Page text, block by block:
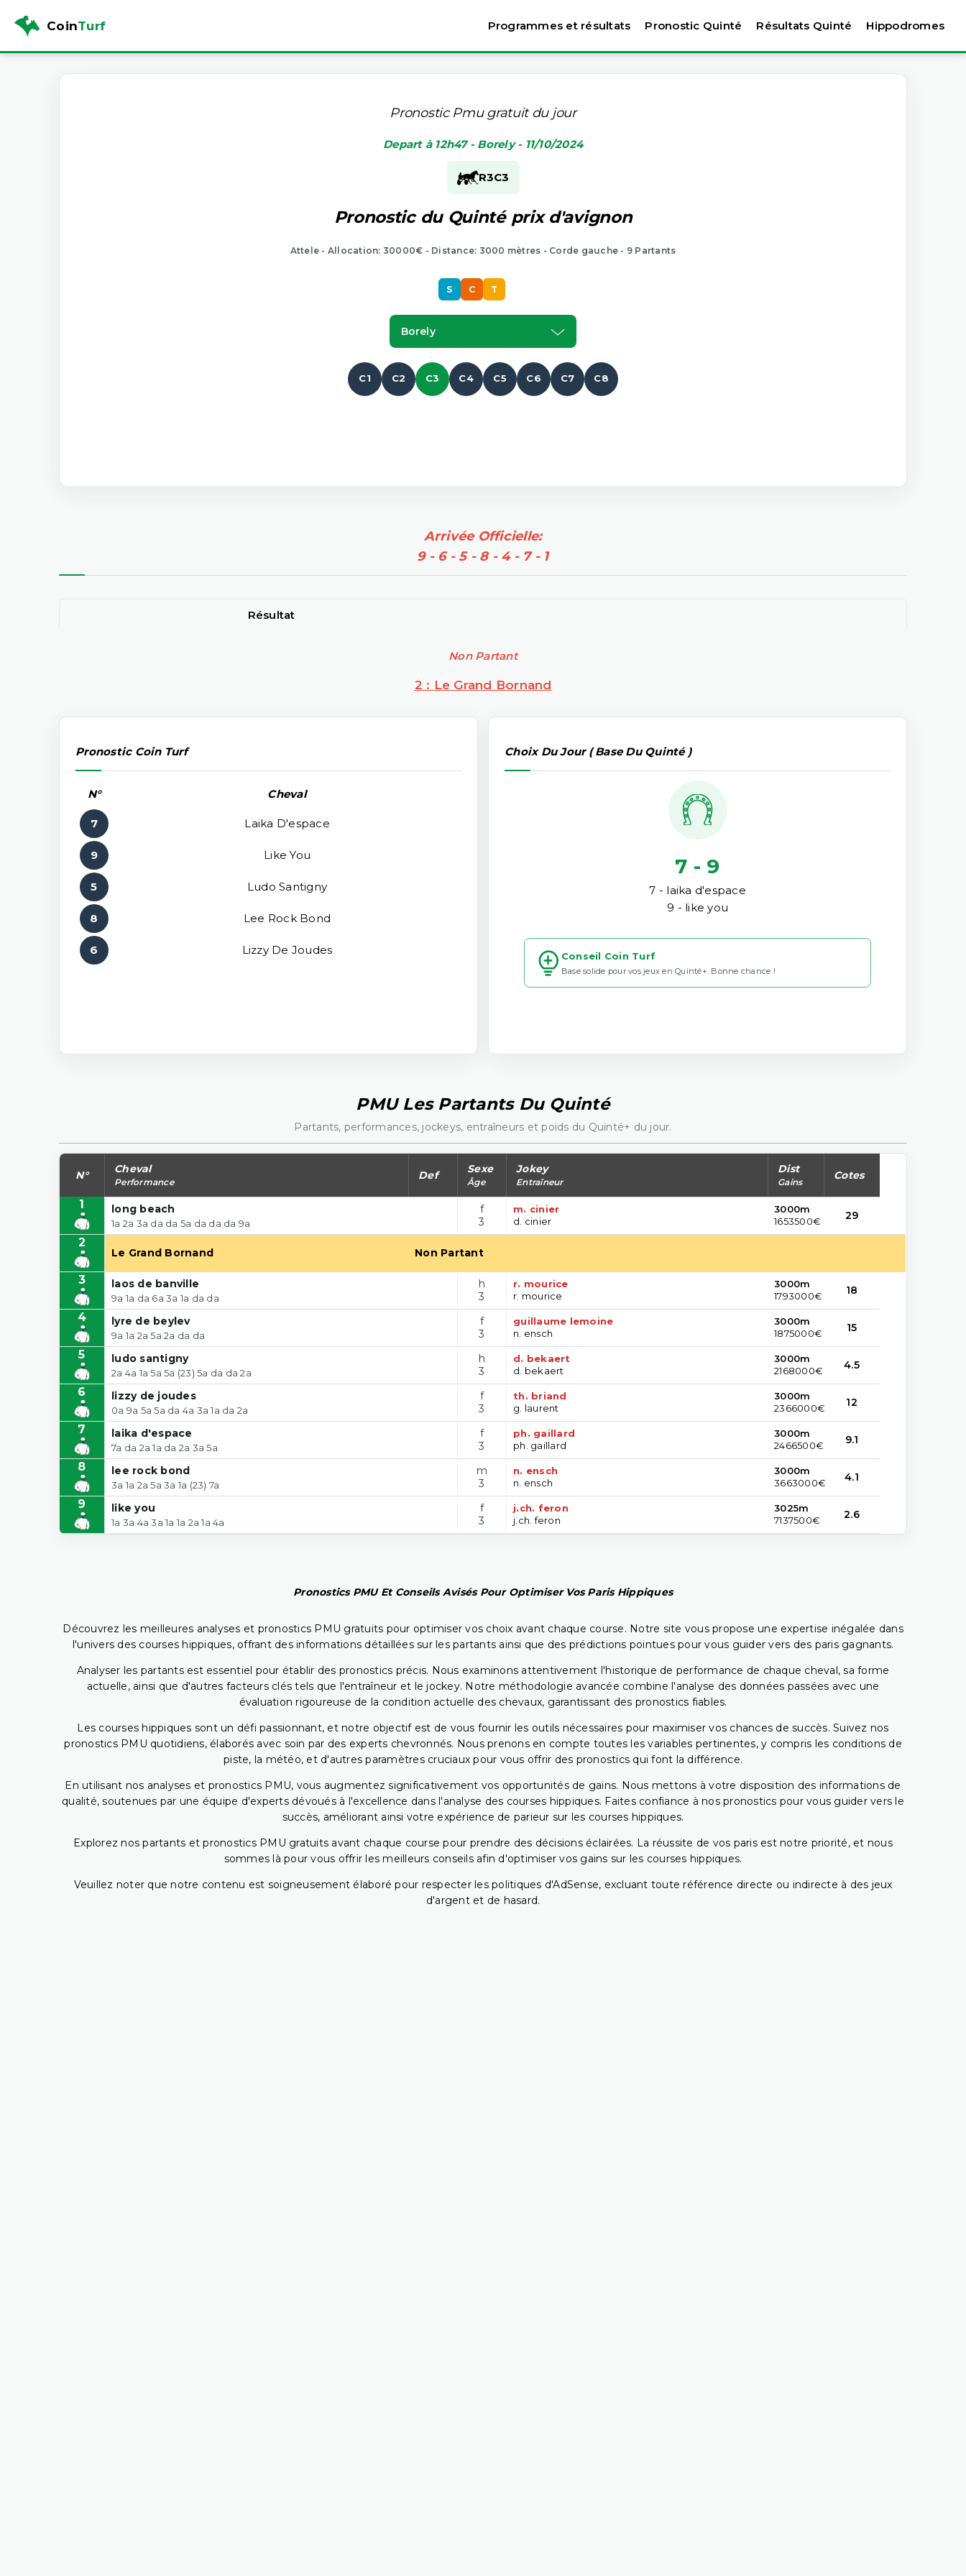
CoinTurf Programmes et résultats Pronostic Quinté Résultats Quinté Hippodromes
Pronostic Pmu gratuit du jour
Depart à 12h47 - Borely - 11/10/2024
R3C3
Pronostic du Quinté prix d'avignon
Attele - Allocation: 30000€ - Distance: 3000 mètres - Corde gauche - 9 Partants
S C T
Borely
C1 C2 C3 C4 C5 C6 C7 C8
Arrivée Officielle:
9 - 6 - 5 - 8 - 4 - 7 - 1
Résultat
Non Partant
2 : Le Grand Bornand
Pronostic Coin Turf
N° Cheval
7 Laika D'espace
9 Like You
5 Ludo Santigny
8 Lee Rock Bond
6 Lizzy De Joudes
Choix Du Jour ( Base Du Quinté )
7 - 9
7 - laika d'espace
9 - like you
Conseil Coin Turf
Base solide pour vos jeux en Quinté+. Bonne chance !
PMU Les Partants Du Quinté
Partants, performances, jockeys, entraîneurs et poids du Quinté+ du jour.
N° Cheval
Performance
Def Sexe
Âge
Jokey
Entraîneur
Dist
Gains
Cotes
1 long beach
1a 2a 3a da da 5a da da da 9a
f
3
m. cinier
d. cinier
3000m
1653500€
29
2
Le Grand Bornand Non Partant
3 laos de banville
9a 1a da 6a 3a 1a da da
h
3
r. mourice
r. mourice
3000m
1793000€
18
4 lyre de beylev
9a 1a 2a 5a 2a da da
f
3
guillaume lemoine
n. ensch
3000m
1875000€
15
5 ludo santigny
2a 4a 1a 5a 5a (23) 5a da da 2a
h
3
d. bekaert
d. bekaert
3000m
2168000€
4.5
6 lizzy de joudes
0a 9a 5a 5a da 4a 3a 1a da 2a
f
3
th. briand
g. laurent
3000m
2366000€
12
7 laika d'espace
7a da 2a 1a da 2a 3a 5a
f
3
ph. gaillard
ph. gaillard
3000m
2466500€
9.1
8 lee rock bond
3a 1a 2a 5a 3a 1a (23) 7a
m
3
n. ensch
n. ensch
3000m
3663000€
4.1
9 like you
1a 3a 4a 3a 1a 1a 2a 1a 4a
f
3
j.ch. feron
j.ch. feron
3025m
7137500€
2.6
Pronostics PMU Et Conseils Avisés Pour Optimiser Vos Paris Hippiques
Découvrez les meilleures analyses et pronostics PMU gratuits pour optimiser vos choix avant chaque course. Notre site vous propose une expertise inégalée dans
l'univers des courses hippiques, offrant des informations détaillées sur les partants ainsi que des prédictions pointues pour vous guider vers des paris gagnants.
Analyser les partants est essentiel pour établir des pronostics précis. Nous examinons attentivement l'historique de performance de chaque cheval, sa forme
actuelle, ainsi que d'autres facteurs clés tels que l'entraîneur et le jockey. Notre méthodologie avancée combine l'analyse des données passées avec une
évaluation rigoureuse de la condition actuelle des chevaux, garantissant des pronostics fiables.
Les courses hippiques sont un défi passionnant, et notre objectif est de vous fournir les outils nécessaires pour maximiser vos chances de succès. Suivez nos
pronostics PMU quotidiens, élaborés avec soin par des experts chevronnés. Nous prenons en compte toutes les variables pertinentes, y compris les conditions de
piste, la météo, et d'autres paramètres cruciaux pour vous offrir des pronostics qui font la différence.
En utilisant nos analyses et pronostics PMU, vous augmentez significativement vos opportunités de gains. Nous mettons à votre disposition des informations de
qualité, soutenues par une équipe d'experts dévoués à l'excellence dans l'analyse des courses hippiques. Faites confiance à nos pronostics pour vous guider vers le
succès, améliorant ainsi votre expérience de parieur sur les courses hippiques.
Explorez nos partants et pronostics PMU gratuits avant chaque course pour prendre des décisions éclairées. La réussite de vos paris est notre priorité, et nous
sommes là pour vous offrir les meilleurs conseils afin d'optimiser vos gains sur les courses hippiques.
Veuillez noter que notre contenu est soigneusement élaboré pour respecter les politiques d'AdSense, excluant toute référence directe ou indirecte à des jeux
d'argent et de hasard.